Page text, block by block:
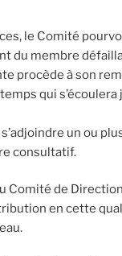
le Comité
du membre
procède à son
qui s’écoulera
un ou
consultatif.
Comité de
en cette